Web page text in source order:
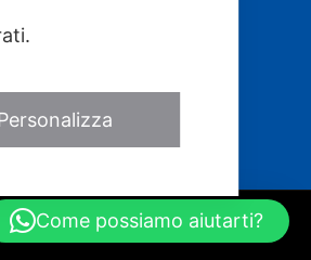
Come possiamo aiutarti?